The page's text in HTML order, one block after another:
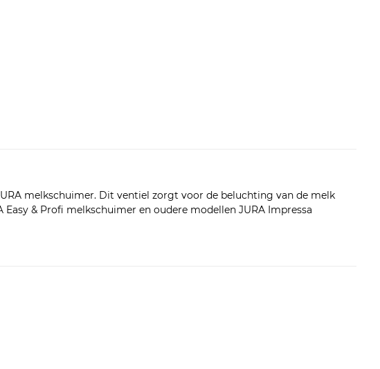
melkschuimer. Dit ventiel zorgt voor de beluchting van de melk
& Profi melkschuimer en oudere modellen JURA Impressa